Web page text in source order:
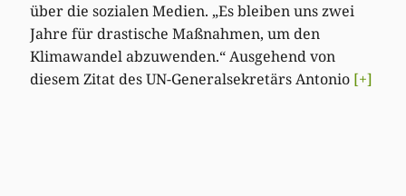
über die sozialen Medien. „Es bleiben uns zwei
Jahre für drastische Maßnahmen, um den
Klimawandel abzuwenden.“ Ausgehend von
diesem Zitat des UN-Generalsekretärs Antonio [+]